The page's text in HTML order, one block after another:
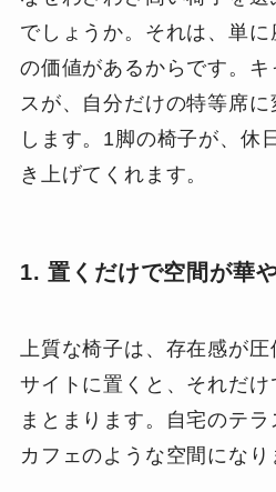
でしょうか。それは、単
の価値があるからです。キ
スが、自分だけの特等席に
します。1脚の椅子が、休
き上げてくれます。
1. 置くだけで空間が華
上質な椅子は、存在感が
サイトに置くと、それだ
まとまります。自宅のテ
カフェのような空間になり